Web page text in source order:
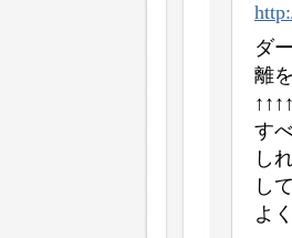
ダ
離
す
し
し
よ